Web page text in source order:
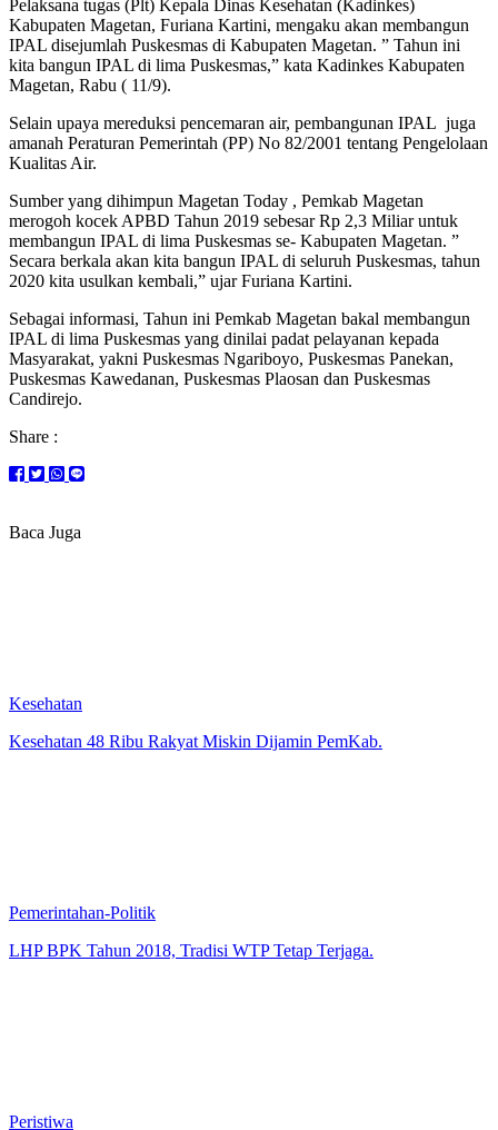
Pelaksana tugas (Plt) Kepala Dinas Kesehatan (Kadinkes)
Kabupaten Magetan, Furiana Kartini, mengaku akan membangun
IPAL disejumlah Puskesmas di Kabupaten Magetan. ” Tahun ini
kita bangun IPAL di lima Puskesmas,” kata Kadinkes Kabupaten
Magetan, Rabu ( 11/9).
Selain upaya mereduksi pencemaran air, pembangunan IPAL juga
amanah Peraturan Pemerintah (PP) No 82/2001 tentang Pengelolaan
Kualitas Air.
Sumber yang dihimpun Magetan Today , Pemkab Magetan
merogoh kocek APBD Tahun 2019 sebesar Rp 2,3 Miliar untuk
membangun IPAL di lima Puskesmas se- Kabupaten Magetan. ”
Secara berkala akan kita bangun IPAL di seluruh Puskesmas, tahun
2020 kita usulkan kembali,” ujar Furiana Kartini.
Sebagai informasi, Tahun ini Pemkab Magetan bakal membangun
IPAL di lima Puskesmas yang dinilai padat pelayanan kepada
Masyarakat, yakni Puskesmas Ngariboyo, Puskesmas Panekan,
Puskesmas Kawedanan, Puskesmas Plaosan dan Puskesmas
Candirejo.
Share :
Baca Juga
Kesehatan
Kesehatan 48 Ribu Rakyat Miskin Dijamin PemKab.
Pemerintahan-Politik
LHP BPK Tahun 2018, Tradisi WTP Tetap Terjaga.
Peristiwa